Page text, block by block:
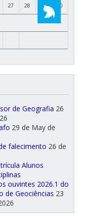
27 28 29 30
de Geografia 26
29 de May de
falecimento 26 de
Alunos
ouvintes 2026.1 do
de Geociências 23